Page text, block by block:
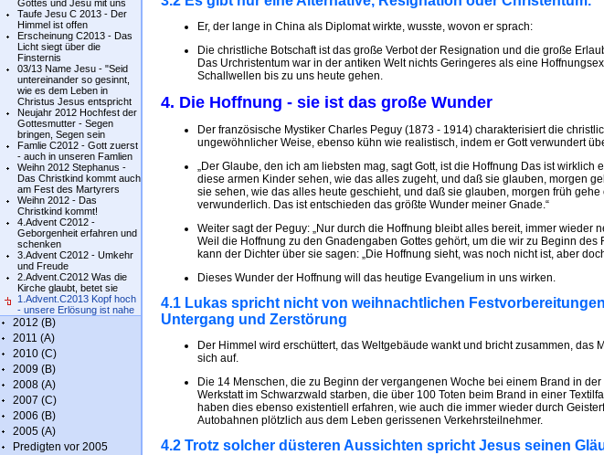
Gottes und Jesu mit uns
Taufe Jesu C 2013 - Der
Himmel ist offen
Erscheinung C2013 - Das
Licht siegt über die
Finsternis
03/13 Name Jesu - "Seid
untereinander so gesinnt,
wie es dem Leben in
Christus Jesus entspricht
Neujahr 2012 Hochfest der
Gottesmutter - Segen
bringen, Segen sein
Famlie C2012 - Gott zuerst
- auch in unseren Famlien
Weihn 2012 Stephanus -
Das Christkind kommt auch
am Fest des Martyrers
Weihn 2012 - Das
Christkind kommt!
4.Advent C2012 -
Geborgenheit erfahren und
schenken
3.Advent C2012 - Umkehr
und Freude
2.Advent.C2012 Was die
Kirche glaubt, betet sie
1.Advent.C2013 Kopf hoch
- unsere Erlösung ist nahe
2012 (B)
2011 (A)
2010 (C)
2009 (B)
2008 (A)
2007 (C)
2006 (B)
2005 (A)
Predigten vor 2005
Er, der lange in China als Diplomat wirkte, wusste, wovon er sprach:
Die christliche Botschaft ist das große Verbot der Resignation und die große
Das Urchristentum war in der antiken Welt nichts Geringeres als eine
Schallwellen bis zu uns heute gehen.
4. Die Hoffnung - sie ist das große Wunder
Der französische Mystiker Charles Peguy (1873 - 1914) charakterisiert die
ungewöhnlicher Weise, ebenso kühn wie realistisch, indem er Gott verwundert
„Der Glaube, den ich am liebsten mag, sagt Gott, ist die Hoffnung Das ist wirklich
diese armen Kinder sehen, wie das alles zugeht, und daß sie glauben, morgen
sie sehen, wie das alles heute geschieht, und daß sie glauben, morgen früh gehe
verwunderlich. Das ist entschieden das größte Wunder meiner Gnade.“
Weiter sagt der Peguy: „Nur durch die Hoffnung bleibt alles bereit, immer wieder
Weil die Hoffnung zu den Gnadengaben Gottes gehört, um die wir zu Beginn des
kann der Dichter über sie sagen: „Die Hoffnung sieht, was noch nicht ist, aber
Dieses Wunder der Hoffnung will das heutige Evangelium in uns wirken.
4.1 Lukas spricht nicht von weihnachtlichen
Untergang und Zerstörung
Der Himmel wird erschüttert, das Weltgebäude wankt und bricht zusammen, das
sich auf.
Die 14 Menschen, die zu Beginn der vergangenen Woche bei einem Brand in
Werkstatt im Schwarzwald starben, die über 100 Toten beim Brand in einer
haben dies ebenso existentiell erfahren, wie auch die immer wieder durch
Autobahnen plötzlich aus dem Leben gerissenen Verkehrsteilnehmer.
4.2 Trotz solcher düsteren Aussichten spricht Jesus seinen